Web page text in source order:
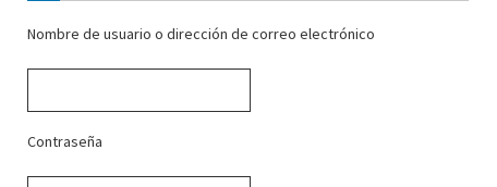
Nombre de usuario o dirección de correo electrónico
Contraseña